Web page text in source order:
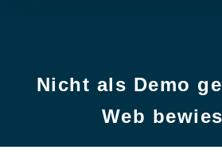
Nicht als Demo
Web